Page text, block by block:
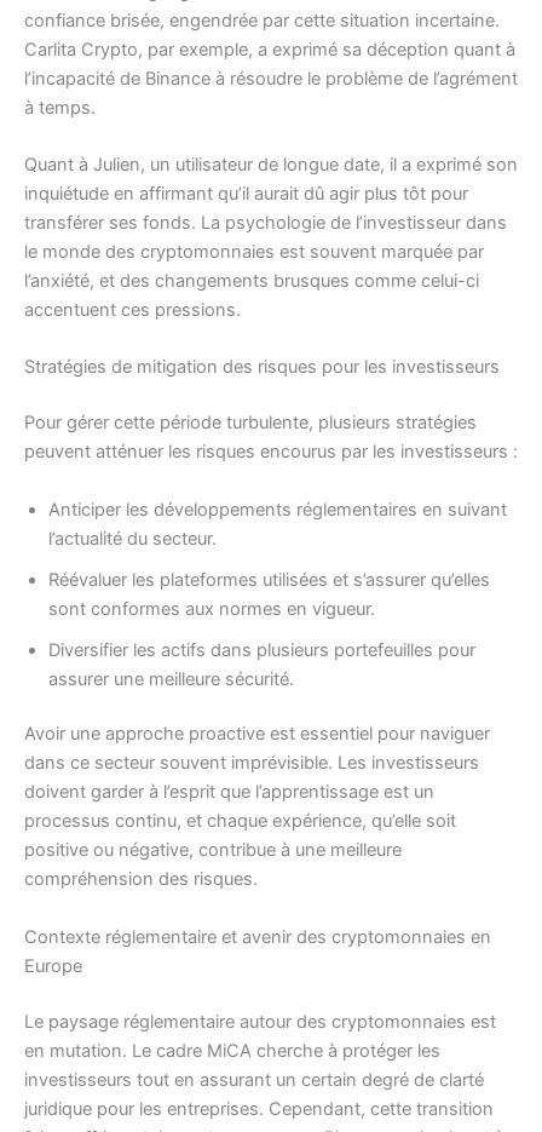
confiance brisée, engendrée par cette situation incertaine.
Carlita Crypto, par exemple, a exprimé sa déception quant à
l’incapacité de Binance à résoudre le problème de l’agrément
à temps.
Quant à Julien, un utilisateur de longue date, il a exprimé son
inquiétude en affirmant qu’il aurait dû agir plus tôt pour
transférer ses fonds. La psychologie de l’investisseur dans
le monde des cryptomonnaies est souvent marquée par
l’anxiété, et des changements brusques comme celui-ci
accentuent ces pressions.
Stratégies de mitigation des risques pour les investisseurs
Pour gérer cette période turbulente, plusieurs stratégies
peuvent atténuer les risques encourus par les investisseurs :
Anticiper les développements réglementaires en suivant
l’actualité du secteur.
Réévaluer les plateformes utilisées et s’assurer qu’elles
sont conformes aux normes en vigueur.
Diversifier les actifs dans plusieurs portefeuilles pour
assurer une meilleure sécurité.
Avoir une approche proactive est essentiel pour naviguer
dans ce secteur souvent imprévisible. Les investisseurs
doivent garder à l’esprit que l’apprentissage est un
processus continu, et chaque expérience, qu’elle soit
positive ou négative, contribue à une meilleure
compréhension des risques.
Contexte réglementaire et avenir des cryptomonnaies en
Europe
Le paysage réglementaire autour des cryptomonnaies est
en mutation. Le cadre MiCA cherche à protéger les
investisseurs tout en assurant un certain degré de clarté
juridique pour les entreprises. Cependant, cette transition